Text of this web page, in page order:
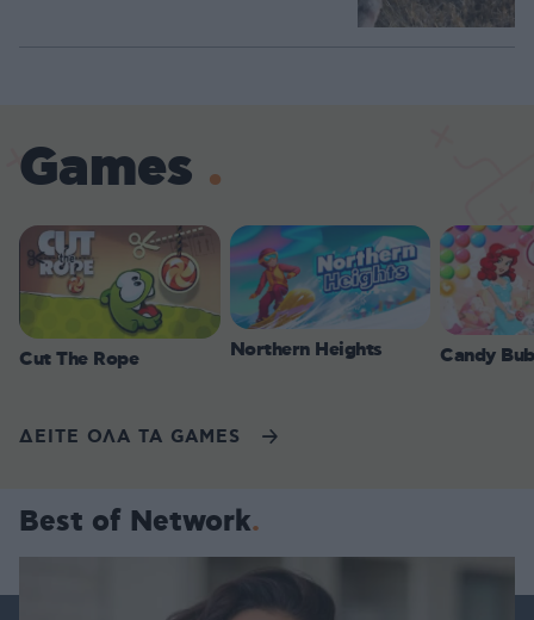
Games
Cut The Rope Northern Heights Candy
ΔΕΙΤΕ ΟΛΑ ΤΑ GAMES
Best of Network